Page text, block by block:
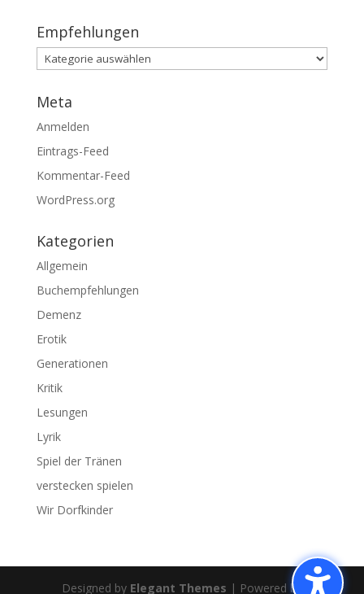
Empfehlungen
Empfehlungen
Meta
Anmelden
Eintrags-Feed
Kommentar-Feed
WordPress.org
Kategorien
Allgemein
Buchempfehlungen
Demenz
Erotik
Generationen
Kritik
Lesungen
Lyrik
Spiel der Tränen
verstecken spielen
Wir Dorfkinder
Designed by Elegant Themes | Powered by